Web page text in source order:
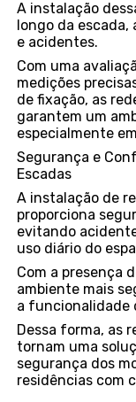
A instalação
longo da
e acidentes.
Com uma
medições
de fixação, as
garantem um
especialmente
Segurança e
Escadas
A instalação de
proporciona
evitando
uso diário do
Com a presença
ambiente mais
a funcionalidade
Dessa forma, as
tornam uma
segurança dos
residências com